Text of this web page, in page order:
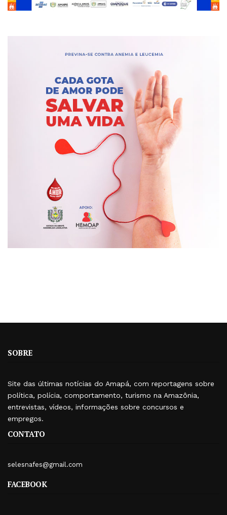
SOBRE
Site das últimas notícias do Amapá, com reportagens sobre
política, polícia, comportamento, turismo na Amazônia,
entrevistas, vídeos, informações sobre concursos e
empregos.
CONTATO
selesnafes@gmail.com
FACEBOOK